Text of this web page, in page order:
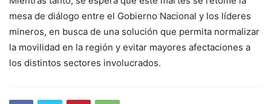
mesa de diálogo entre el Gobierno Nacional y los líderes
mineros, en busca de una solución que permita normalizar
la movilidad en la región y evitar mayores afectaciones a
los distintos sectores involucrados.